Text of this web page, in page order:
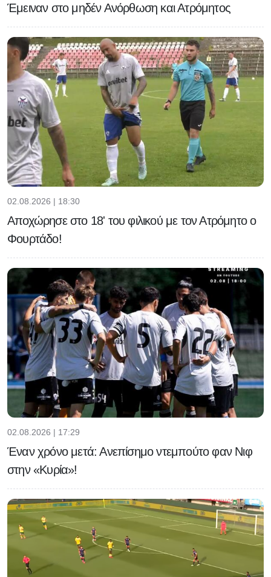
Έμειναν στο μηδέν Ανόρθωση και Ατρόμητος
02.08.2026 | 18:30
Αποχώρησε στο 18' του φιλικού με τον Ατρόμητο ο
Φουρτάδο!
02.08.2026 | 17:29
Έναν χρόνο μετά: Ανεπίσημο ντεμπούτο φαν Νιφ
στην «Κυρία»!